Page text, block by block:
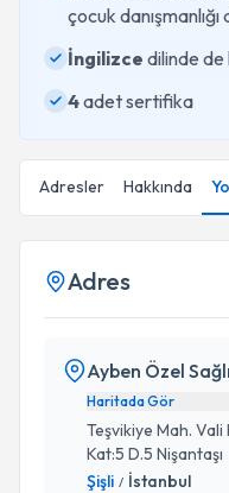
çocuk
İngilizce dilinde
4adet sertifika
Adresler Hakkında
Adres
Ayben Özel
Haritada Gör
Teşvikiye Mah. Vali
Kat:5 D.5 Nişantaşı
Şişli / İstanbul